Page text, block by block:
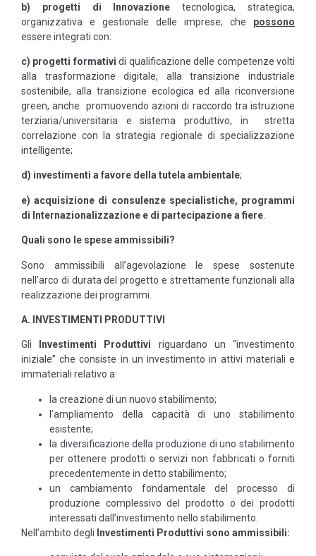
b) progetti di Innovazione tecnologica, strategica,
organizzativa e gestionale delle imprese; che possono
essere integrati con:
c) progetti formativi di qualificazione delle competenze volti
alla trasformazione digitale, alla transizione industriale
sostenibile, alla transizione ecologica ed alla riconversione
green, anche promuovendo azioni di raccordo tra istruzione
terziaria/universitaria e sistema produttivo, in stretta
correlazione con la strategia regionale di specializzazione
intelligente;
d) investimenti a favore della tutela ambientale;
e) acquisizione di consulenze specialistiche, programmi
di Internazionalizzazione e di partecipazione a fiere
Quali sono le spese ammissibili?
Sono ammissibili all’agevolazione le spese sostenute
nell’arco di durata del progetto e strettamente funzionali alla
realizzazione dei programmi.
A. INVESTIMENTI PRODUTTIVI
Gli Investimenti Produttivi riguardano un “investimento
iniziale” che consiste in un investimento in attivi materiali e
immateriali relativo a:
la creazione di un nuovo stabilimento;
l’ampliamento della capacità di uno stabilimento
esistente;
la diversificazione della produzione di uno stabilimento
per ottenere prodotti o servizi non fabbricati o forniti
precedentemente in detto stabilimento;
un cambiamento fondamentale del processo di
produzione complessivo del prodotto o dei prodotti
interessati dall’investimento nello stabilimento.
Nell’ambito degli Investimenti Produttivi sono ammissibili: